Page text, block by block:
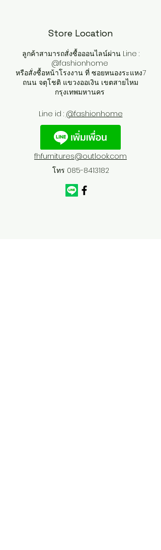
Store Location
ลูกค้าสามารถสั่งซื้อออนไลน์ผ่าน Line :
@fashionhome
หรือสั่งซื้อหน้าโรงงาน ที่ ซอยหนองระแหง7
ถนน จตุโชติ แขวงออเงิน เขตสายไหม
กรุงเทพมหานคร
Line id : @fashionhome
fhfurnitures@outlook.com
โทร 085-8413182